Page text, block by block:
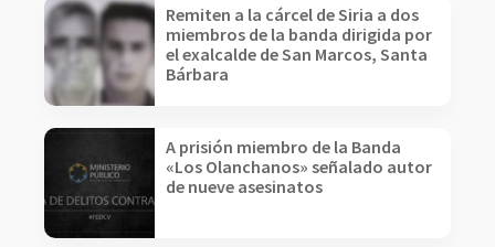
Remiten a la cárcel de Siria a dos
miembros de la banda dirigida por
el exalcalde de San Marcos, Santa
Bárbara
A prisión miembro de la Banda
«Los Olanchanos» señalado autor
de nueve asesinatos